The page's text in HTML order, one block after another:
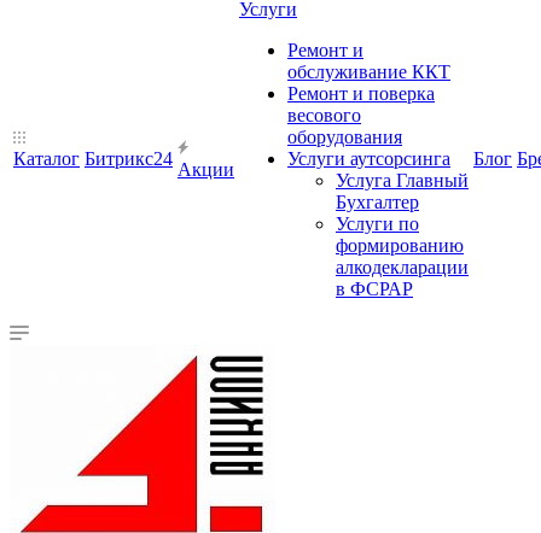
Каталог Битрикс24
Акции
Услуги
Ремонт и
обслуживание ККТ
Ремонт и поверка
весового
оборудования
Услуги аутсорсинга
Услуга Главный
Бухгалтер
Услуги по
формированию
алкодекларации
в ФСРАР
Блог